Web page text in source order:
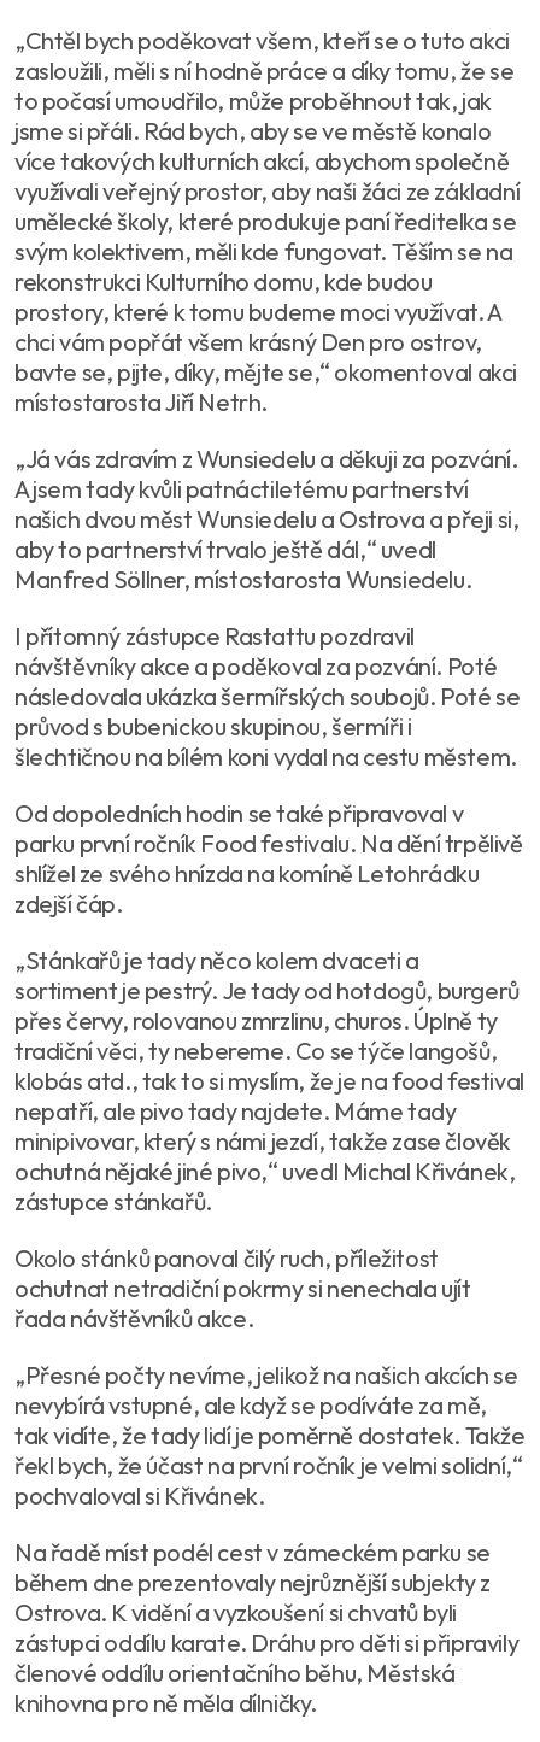
„Chtěl bych poděkovat všem, kteří se o tuto akci
zasloužili, měli s ní hodně práce a díky tomu, že se
to počasí umoudřilo, může proběhnout tak, jak
jsme si přáli. Rád bych, aby se ve městě konalo
více takových kulturních akcí, abychom společně
využívali veřejný prostor, aby naši žáci ze základní
umělecké školy, které produkuje paní ředitelka se
svým kolektivem, měli kde fungovat. Těším se na
rekonstrukci Kulturního domu, kde budou
prostory, které k tomu budeme moci využívat. A
chci vám popřát všem krásný Den pro ostrov,
bavte se, pijte, díky, mějte se,“ okomentoval akci
místostarosta Jiří Netrh.
„Já vás zdravím z Wunsiedelu a děkuji za pozvání.
A jsem tady kvůli patnáctiletému partnerství
našich dvou měst Wunsiedelu a Ostrova a přeji si,
aby to partnerství trvalo ještě dál,“ uvedl
Manfred Söllner, místostarosta Wunsiedelu.
I přítomný zástupce Rastattu pozdravil
návštěvníky akce a poděkoval za pozvání. Poté
následovala ukázka šermířských soubojů. Poté se
průvod s bubenickou skupinou, šermíři i
šlechtičnou na bílém koni vydal na cestu městem.
Od dopoledních hodin se také připravoval v
parku první ročník Food festivalu. Na dění trpělivě
shlížel ze svého hnízda na komíně Letohrádku
zdejší čáp.
„Stánkařů je tady něco kolem dvaceti a
sortiment je pestrý. Je tady od hotdogů, burgerů
přes červy, rolovanou zmrzlinu, churos. Úplně ty
tradiční věci, ty nebereme. Co se týče langošů,
klobás atd., tak to si myslím, že je na food festival
nepatří, ale pivo tady najdete. Máme tady
minipivovar, který s námi jezdí, takže zase člověk
ochutná nějaké jiné pivo,“ uvedl Michal Křivánek,
zástupce stánkařů.
Okolo stánků panoval čilý ruch, příležitost
ochutnat netradiční pokrmy si nenechala ujít
řada návštěvníků akce.
„Přesné počty nevíme, jelikož na našich akcích se
nevybírá vstupné, ale když se podíváte za mě,
tak vidíte, že tady lidí je poměrně dostatek. Takže
řekl bych, že účast na první ročník je velmi solidní,“
pochvaloval si Křivánek.
Na řadě míst podél cest v zámeckém parku se
během dne prezentovaly nejrůznější subjekty z
Ostrova. K vidění a vyzkoušení si chvatů byli
zástupci oddílu karate. Dráhu pro děti si připravily
členové oddílu orientačního běhu, Městská
knihovna pro ně měla dílničky.